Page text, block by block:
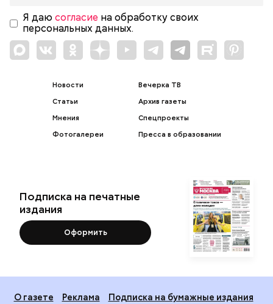
Я даю согласие на обработку своих
персональных данных.
Новости
Статьи
Мнения
Фотогалереи
Вечерка ТВ
Архив газеты
Спецпроекты
Пресса в образовании
Подписка на печатные
издания
Оформить
О газете Реклама
Подписка на бумажные издания